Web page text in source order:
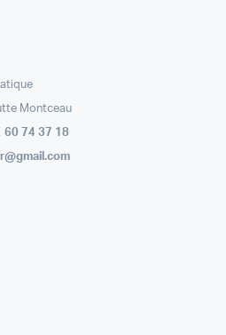
Montceau
60 74 37 18